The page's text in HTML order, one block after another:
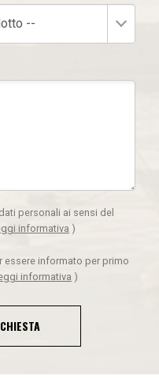
--
personali ai sensi del
informativa )
essere informato per primo
informativa )